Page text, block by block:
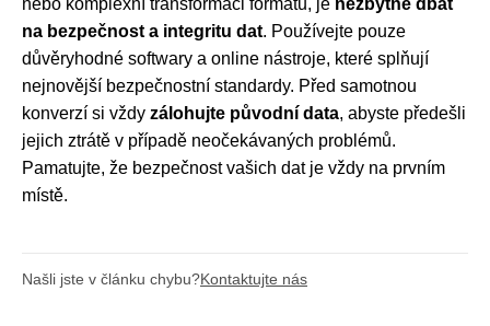
na bezpečnost a integritu dat. Používejte pouze
důvěryhodné softwary a online nástroje, které splňují
nejnovější bezpečnostní standardy. Před samotnou
konverzí si vždy zálohujte původní data, abyste předešli
jejich ztrátě v případě neočekávaných problémů.
Pamatujte, že bezpečnost vašich dat je vždy na prvním
místě.
Našli jste v článku chybu?Kontaktujte nás